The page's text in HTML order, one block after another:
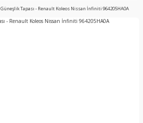
Güneşlik Tapası - Renault Koleos Nissan İnfiniti 964205HA0A